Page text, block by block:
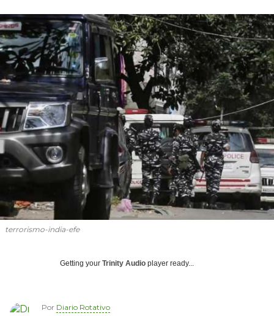
terrorismo-india-efe
Getting your Trinity Audio player ready...
Por Diario Rotativo